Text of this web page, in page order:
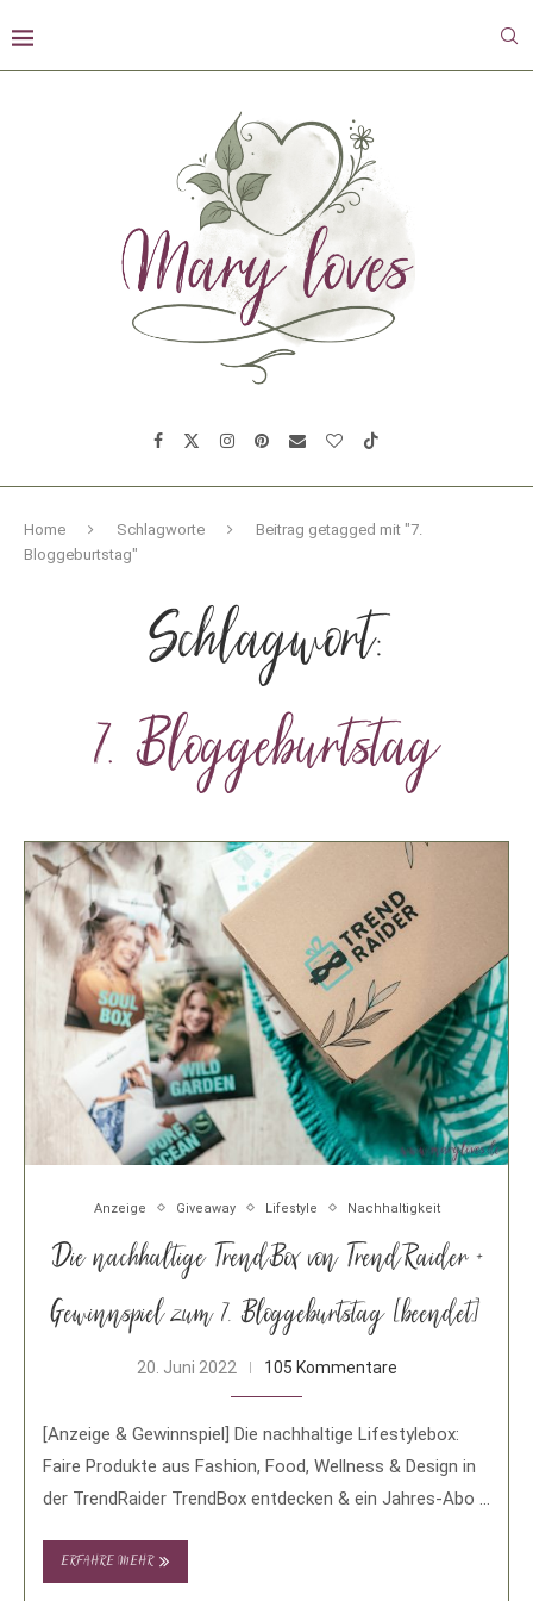
Home Schlagworte
Beitrag getagged mit "7.
Bloggeburtstag"
Schlagwort:
7. Bloggeburtstag
Anzeige Giveaway Lifestyle Nachhaltigkeit
Die nachhaltige TrendBox von TrendRaider +
Gewinnspiel zum 7. Bloggeburtstag [beendet]
20. Juni 2022 105 Kommentare
[Anzeige & Gewinnspiel] Die nachhaltige Lifestylebox:
Faire Produkte aus Fashion, Food, Wellness & Design in
der TrendRaider TrendBox entdecken & ein Jahres-Abo …
ERFAHRE MEHR